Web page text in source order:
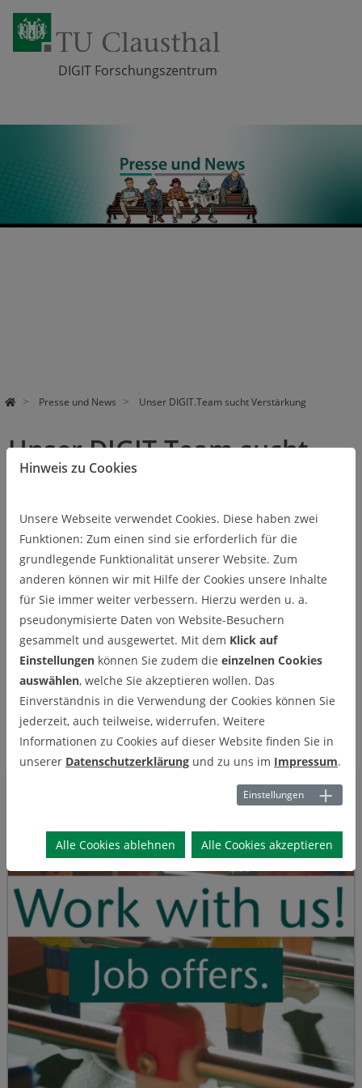
DIGIT Forschungszentrum
Presse und News Unser DIGIT.Team sucht Verstärkung
Unser DIGIT.Team sucht
Verstärkung
Bewirb dich jetzt und werde Teil unseres Teams
Wir suchen zum nächstmöglichen Zeitpunkt zwei
wissenschaftlicher Mitarbeiter:innen (m/w/d) für die Bereiche:
Wissenschaftskommunikation,
Netzwerke und Marketing
interdisziplinäre Projekttätigkeiten
Hier geht's zu den Stellenanzeigen.Wir freuen uns über
interessante Bewerbungen!
Hinweis zu Cookies
Unsere Webseite verwendet Cookies. Diese haben zwei
Funktionen: Zum einen sind sie erforderlich für die
grundlegende Funktionalität unserer Website. Zum
anderen können wir mit Hilfe der Cookies unsere Inhalte
für Sie immer weiter verbessern. Hierzu werden u. a.
pseudonymisierte Daten von Website-Besuchern
gesammelt und ausgewertet. Mit dem Klick auf
Einstellungen können Sie zudem die einzelnen Cookies
auswählen, welche Sie akzeptieren wollen. Das
Einverständnis in die Verwendung der Cookies können Sie
jederzeit, auch teilweise, widerrufen. Weitere
Informationen zu Cookies auf dieser Website finden Sie in
unserer Datenschutzerklärung und zu uns im Impressum.
Einstellungen
Alle Cookies ablehnen Alle Cookies akzeptieren